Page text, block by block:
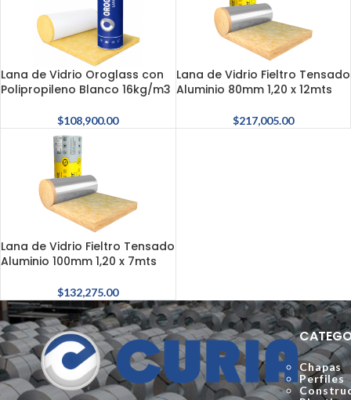
Lana de Vidrio Oroglass con
Polipropileno Blanco 16kg/m3
$108,900.00
Lana de Vidrio Fieltro Tensado
Aluminio 80mm 1,20 x 12mts
$217,005.00
Lana de Vidrio Fieltro Tensado
Aluminio 100mm 1,20 x 7mts
$132,275.00
Chapas
Perfiles